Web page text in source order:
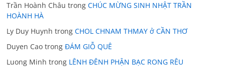
Trần Hoành Châu trongCHÚC MỪNG SINH NHẬT TRẦN
HOÀNH HÀ
Ly Duy Huynh trongCHOL CHNAM THMAY ở CẦN THƠ
Duyen Cao trongĐÁM GIỖ QUÊ
Luong Minh trong LÊNH ĐÊNH PHẬN BẠC RONG RÊU